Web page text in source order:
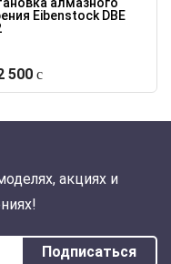
Eibenstock DBE
500
акциях и
Подписаться